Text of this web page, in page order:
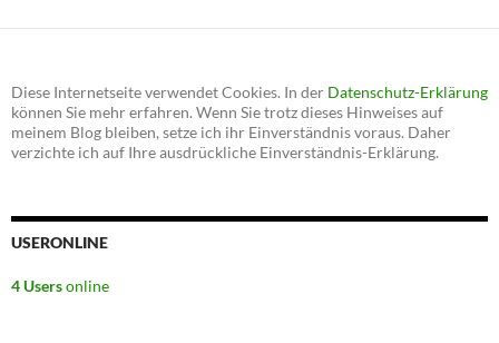
Diese Internetseite verwendet Cookies. In der Datenschutz-Erklärung
können Sie mehr erfahren. Wenn Sie trotz dieses Hinweises auf
meinem Blog bleiben, setze ich ihr Einverständnis voraus. Daher
verzichte ich auf Ihre ausdrückliche Einverständnis-Erklärung.
USERONLINE
4 Usersonline